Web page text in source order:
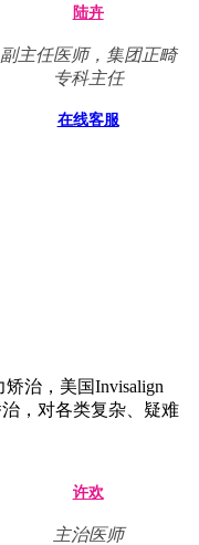
陆卉
副主任医师，集团正畸
专科主任
在线客服
治，美国Invisalign
，对各类复杂、疑难
许欢
主治医师